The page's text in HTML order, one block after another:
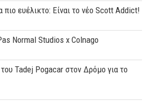
ευέλικτο: Είναι το νέο Scott Addict!
Normal Studios x Colnago
Tadej Pogacar στον Δρόμο για το